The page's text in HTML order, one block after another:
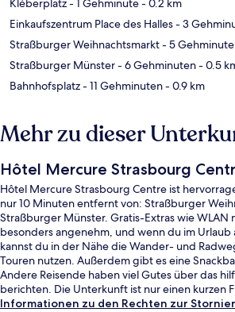
Kléberplatz- 1 Gehminute- 0.2 km
Einkaufszentrum Place des Halles- 3
Straßburger Weihnachtsmarkt- 5
Straßburger Münster- 6 Gehminuten- 0.5
Bahnhofsplatz- 11 Gehminuten- 0.9 km
Mehr zu dieser
Hôtel Mercure Strasbourg
Hôtel Mercure Strasbourg Centre ist
nur 10 Minuten entfernt von: Straßburger
Straßburger Münster. Gratis-Extras wie WLAN
besonders angenehm, und wenn du im
kannst du in der Nähe die Wander- und
Touren nutzen. Außerdem gibt es eine
Andere Reisende haben viel Gutes über das
berichten. Die Unterkunft ist nur einen kurzen
öffentlichen Verkehrsmitteln entfernt: Bis zur
Informationen zu den Rechten zur